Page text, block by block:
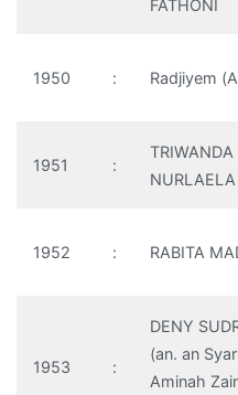
FATHONI
1950 : Radjiyem
1951 :
TRIWANDA
NURLAELA
1952 : RABITA
1953 :
DENY
(an. an
Aminah